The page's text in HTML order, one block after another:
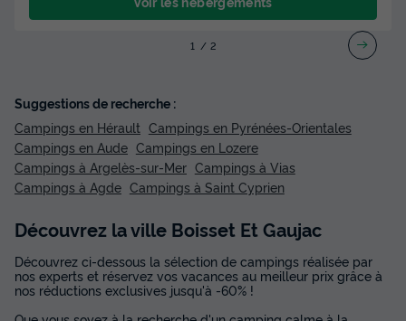
1 2
Suggestions de recherche :
Campings en Hérault Campings en Pyrénées-Orientales
Campings en Aude Campings en Lozere
Campings à Argelès-sur-Mer Campings à Vias
Campings à Agde Campings à Saint Cyprien
Découvrez la ville Boisset Et Gaujac
Découvrez ci-dessous la sélection de campings réalisée par
nos experts et réservez vos vacances au meilleur prix grâce à
nos réductions exclusives jusqu'à -60% !